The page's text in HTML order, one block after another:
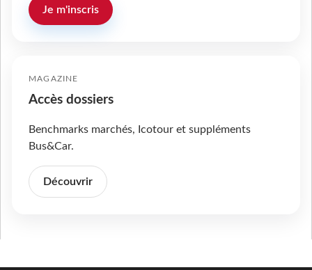
Je m'inscris
MAGAZINE
Accès dossiers
Benchmarks marchés, Icotour et suppléments
Bus&Car.
Découvrir